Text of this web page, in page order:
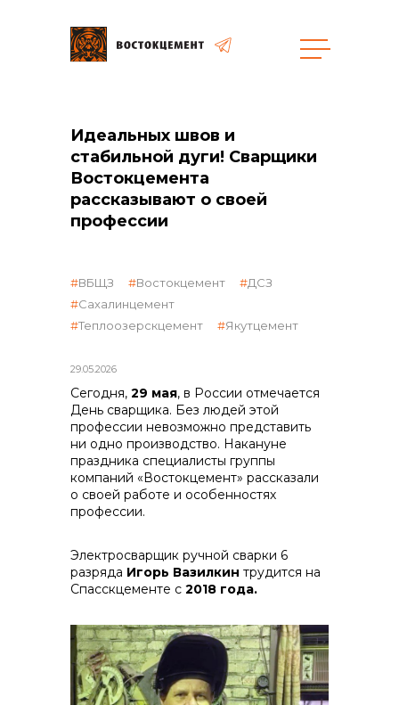
объявленные закупки
реализация неликвидов
Идеальных швов и
стабильной дуги! Сварщики
Востокцемента
рассказывают о своей
профессии
29.05.2026
ВБЩЗ Востокцемент
ДСЗ
Сахалинцемент
Теплоозерскцемент
Якутцемент
Сегодня, 29 мая, в России отмечается
День сварщика. Без людей этой
профессии невозможно представить
ни одно производство. Накануне
праздника специалисты группы
компаний «Востокцемент» рассказали
о своей работе и особенностях
профессии.
Электросварщик ручной сварки 6
разряда Игорь Вазилкин трудится на
Спасскцементе с 2018 года.